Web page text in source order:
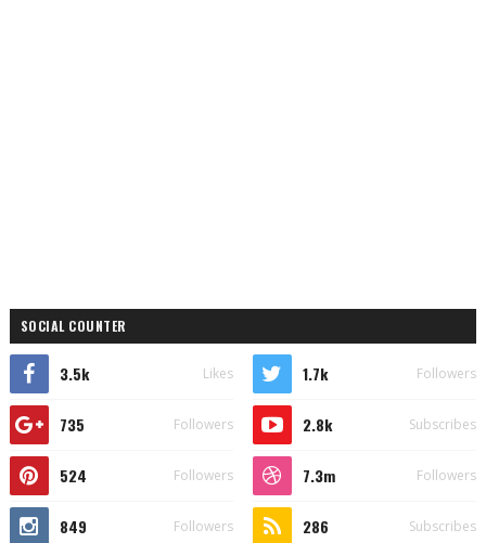
SOCIAL COUNTER
3.5k Likes 1.7k Followers
735 Followers 2.8k Subscribes
524 Followers 7.3m Followers
849 Followers 286 Subscribes